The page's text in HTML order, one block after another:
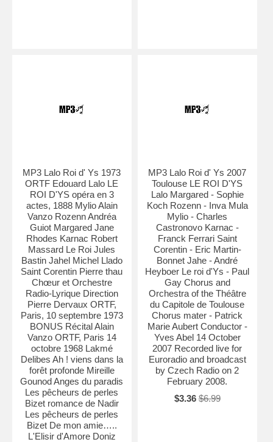
MP3 Lalo Roi d' Ys 1973
ORTF Edouard Lalo LE
ROI D'YS opéra en 3
actes, 1888 Mylio Alain
Vanzo Rozenn Andréa
Guiot Margared Jane
Rhodes Karnac Robert
Massard Le Roi Jules
Bastin Jahel Michel Llado
Saint Corentin Pierre thau
Chœur et Orchestre
Radio-Lyrique Direction
Pierre Dervaux ORTF,
Paris, 10 septembre 1973
BONUS Récital Alain
Vanzo ORTF, Paris 14
octobre 1968 Lakmé
Delibes Ah ! viens dans la
forêt profonde Mireille
Gounod Anges du paradis
Les pêcheurs de perles
Bizet romance de Nadir
Les pêcheurs de perles
Bizet De mon amie…..
L'Elisir d'Amore Doniz
MP3 Lalo Roi d' Ys 2007
Toulouse LE ROI D'YS
Lalo Margared - Sophie
Koch Rozenn - Inva Mula
Mylio - Charles
Castronovo Karnac -
Franck Ferrari Saint
Corentin - Eric Martin-
Bonnet Jahe - André
Heyboer Le roi d'Ys - Paul
Gay Chorus and
Orchestra of the Théâtre
du Capitole de Toulouse
Chorus mater - Patrick
Marie Aubert Conductor -
Yves Abel 14 October
2007 Recorded live for
Euroradio and broadcast
by Czech Radio on 2
February 2008.
$3.36 $6.99